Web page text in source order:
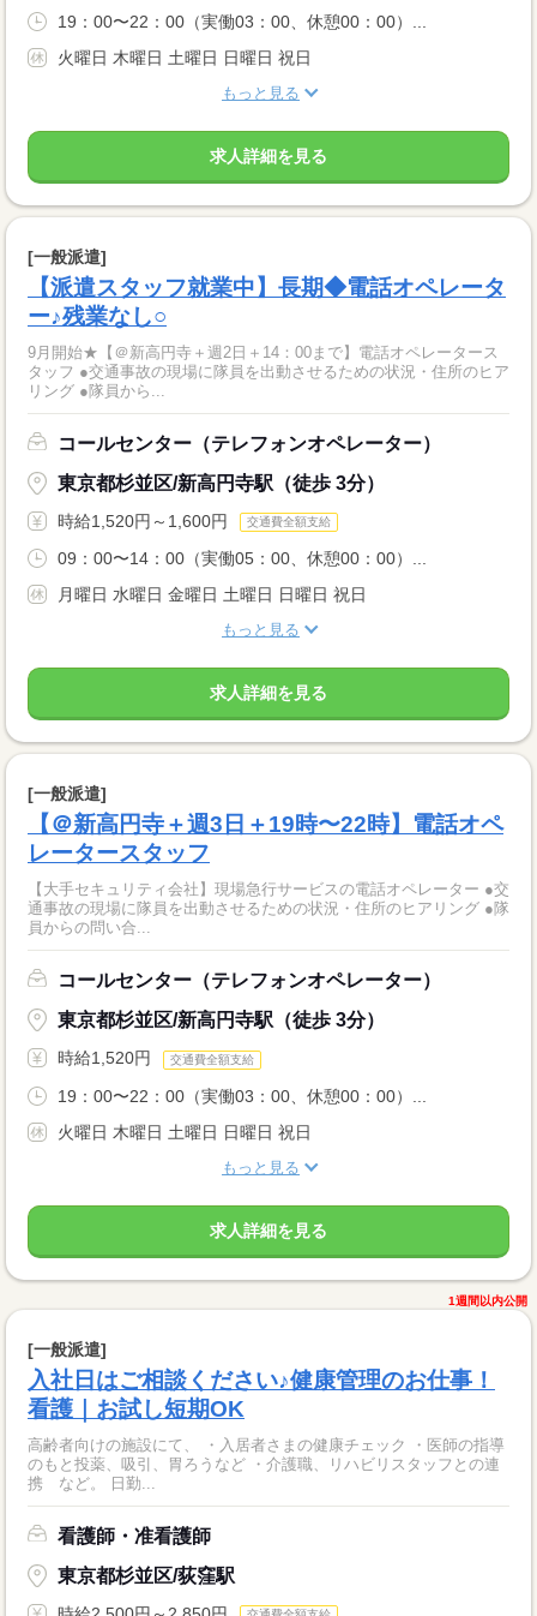
19：00〜22：00（実働03：00、休憩00：00）...
火曜日 木曜日 土曜日 日曜日 祝日
もっと見る
求人詳細を見る
[一般派遣]
【派遣スタッフ就業中】長期◆電話オペレータ
ー♪残業なし○
9月開始★【＠新高円寺＋週2日＋14：00まで】電話オペレータース
タッフ ●交通事故の現場に隊員を出動させるための状況・住所のヒア
リング ●隊員から...
コールセンター（テレフォンオペレーター）
東京都杉並区/新高円寺駅（徒歩 3分）
時給1,520円～1,600円 交通費全額支給
09：00〜14：00（実働05：00、休憩00：00）...
月曜日 水曜日 金曜日 土曜日 日曜日 祝日
もっと見る
求人詳細を見る
[一般派遣]
【＠新高円寺＋週3日＋19時〜22時】電話オペ
レータースタッフ
【大手セキュリティ会社】現場急行サービスの電話オペレーター ●交
通事故の現場に隊員を出動させるための状況・住所のヒアリング ●隊
員からの問い合...
コールセンター（テレフォンオペレーター）
東京都杉並区/新高円寺駅（徒歩 3分）
時給1,520円 交通費全額支給
19：00〜22：00（実働03：00、休憩00：00）...
火曜日 木曜日 土曜日 日曜日 祝日
もっと見る
求人詳細を見る
1週間以内公開
[一般派遣]
入社日はご相談ください♪健康管理のお仕事！
看護｜お試し短期OK
高齢者向けの施設にて、 ・入居者さまの健康チェック ・医師の指導
のもと投薬、吸引、胃ろうなど ・介護職、リハビリスタッフとの連
携 など。 日勤...
看護師・准看護師
東京都杉並区/荻窪駅